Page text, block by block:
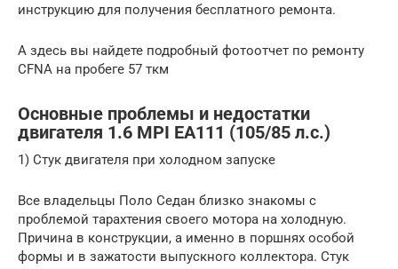
инструкцию для получения бесплатного ремонта.
А здесь вы найдете подробный фотоотчет по ремонту
CFNA на пробеге 57 ткм
Основные проблемы и недостатки
двигателя 1.6 MPI EA111 (105/85 л.с.)
1) Стук двигателя при холодном запуске
Все владельцы Поло Седан близко знакомы с
проблемой тарахтения своего мотора на холодную.
Причина в конструкции, а именно в поршнях особой
формы и в зажатости выпускного коллектора. Стук